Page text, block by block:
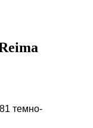
темно-